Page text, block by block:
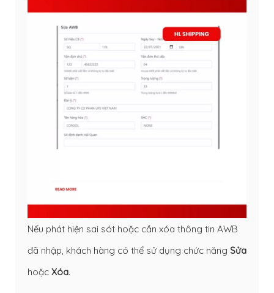
Nếu phát hiện sai sót hoặc cần xóa thông tin AWB
đã nhập, khách hàng có thể sử dụng chức năng Sửa
hoặc Xóa.